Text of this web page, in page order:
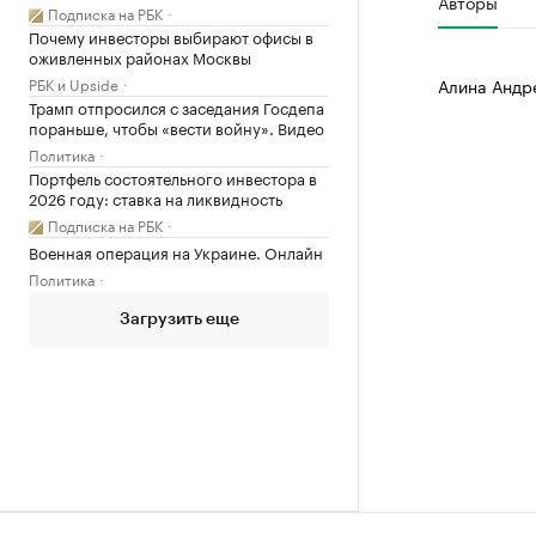
Подписка на РБК
Почему инвесторы выбирают офисы в
оживленных районах Москвы
РБК и Upside
Трамп отпросился с заседания Госдепа
пораньше, чтобы «вести войну». Видео
Политика
Портфель состоятельного инвестора в
2026 году: ставка на ликвидность
Подписка на РБК
Военная операция на Украине. Онлайн
Политика
Загрузить еще
Алина